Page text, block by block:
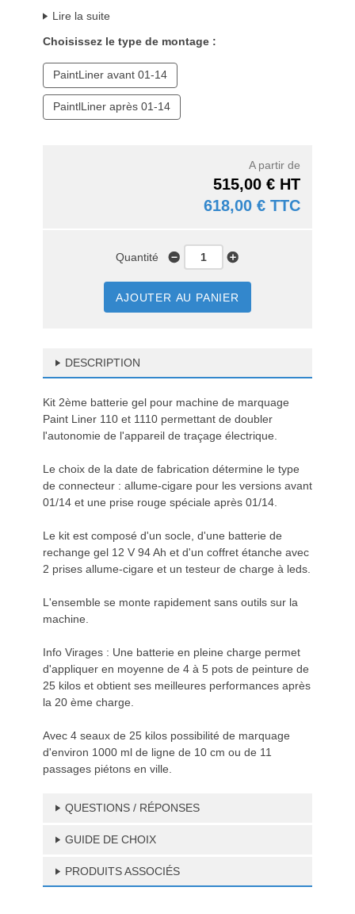
Lire la suite
Choisissez le type de montage :
PaintLiner avant 01-14
PaintlLiner après 01-14
A partir de
515,00 € HT
618,00 € TTC
Quantité
AJOUTER AU PANIER
DESCRIPTION
Kit 2ème batterie gel pour machine de marquage
Paint Liner 110 et 1110 permettant de doubler
l'autonomie de l'appareil de traçage électrique.
Le choix de la date de fabrication détermine le type
de connecteur : allume-cigare pour les versions avant
01/14 et une prise rouge spéciale après 01/14.
Le kit est composé d'un socle, d'une batterie de
rechange gel 12 V 94 Ah et d'un coffret étanche avec
2 prises allume-cigare et un testeur de charge à leds.
L'ensemble se monte rapidement sans outils sur la
machine.
Info Virages : Une batterie en pleine charge permet
d'appliquer en moyenne de 4 à 5 pots de peinture de
25 kilos et obtient ses meilleures performances après
la 20 ème charge.
Avec 4 seaux de 25 kilos possibilité de marquage
d'environ 1000 ml de ligne de 10 cm ou de 11
passages piétons en ville.
QUESTIONS / RÉPONSES
GUIDE DE CHOIX
PRODUITS ASSOCIÉS